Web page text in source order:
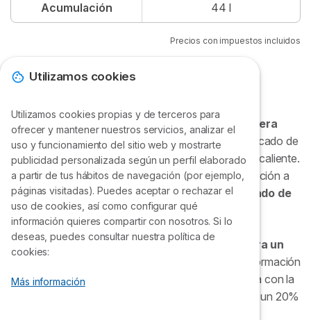
Acumulación 44 l
Precios con impuestos incluidos
Calderas Wolf CGS 2R
La caldera Wolf CGS 2R se compone por una caldera
solo calefacción con un interacumulador
vitrificado de
150 l que proporciona grandes cantidades de agua caliente.
La caldera está especialmente diseñada como solución a
aquellas regiones donde elagua tiene un alto grado de
dureza, es decir, de formación de cal.
El acumulador de la caldera Wolf CGS 2R incorpora un
que reduce la posibilidad de formación
de depósitos de cal en el depósito. Además, cuenta con la
tecnología H2-Ready, con la que puede usar hasta un 20%
Utilizamos cookies
Utilizamos cookies propias y de terceros para
ofrecer y mantener nuestros servicios, analizar el
uso y funcionamiento del sitio web y mostrarte
publicidad personalizada según un perfil elaborado
a partir de tus hábitos de navegación (por ejemplo,
páginas visitadas). Puedes aceptar o rechazar el
uso de cookies, así como configurar qué
información quieres compartir con nosotros. Si lo
deseas, puedes consultar nuestra política de
cookies:
Más información